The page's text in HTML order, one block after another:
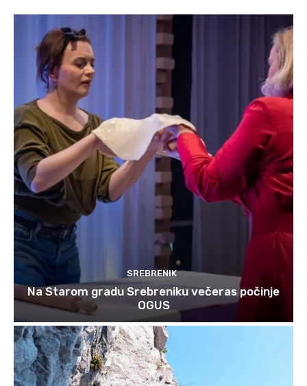
SREBRENIK
Na Starom gradu Srebreniku večeras počinje
OGUS